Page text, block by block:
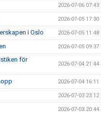
2026-07-06 07:43
2026-07-05 17:30
i Oslo 2026-07-05 11:48
2026-07-05 09:37
för
2026-07-04 21:44
2026-07-04 16:11
2026-07-03 23:12
2026-07-03 20:44